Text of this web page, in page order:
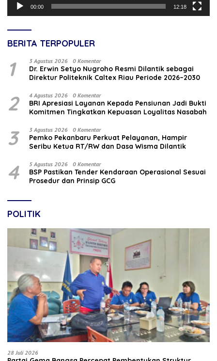
00:00 12:18
BERITA TERPOPULER
1 3 Agustus 2026 0 Komentar
‎Dr. Erwin Setyo Nugroho Resmi Dilantik sebagai
Direktur Politeknik Caltex Riau Periode 2026–2030
2 4 Agustus 2026 0 Komentar
BRI Apresiasi Layanan Kepada Pensiunan Jadi Bukti
Komitmen Tingkatkan Kepuasan Loyalitas Nasabah
3 3 Agustus 2026 0 Komentar
Pemko Pekanbaru Perkuat Pelayanan, Hampir
Seribu Ketua RT/RW dan Dasa Wisma Dilantik
4 5 Agustus 2026 0 Komentar
BSP Pastikan Tender Kendaraan Operasional Sesuai
Prosedur dan Prinsip GCG
POLITIK
28 Juli 2026